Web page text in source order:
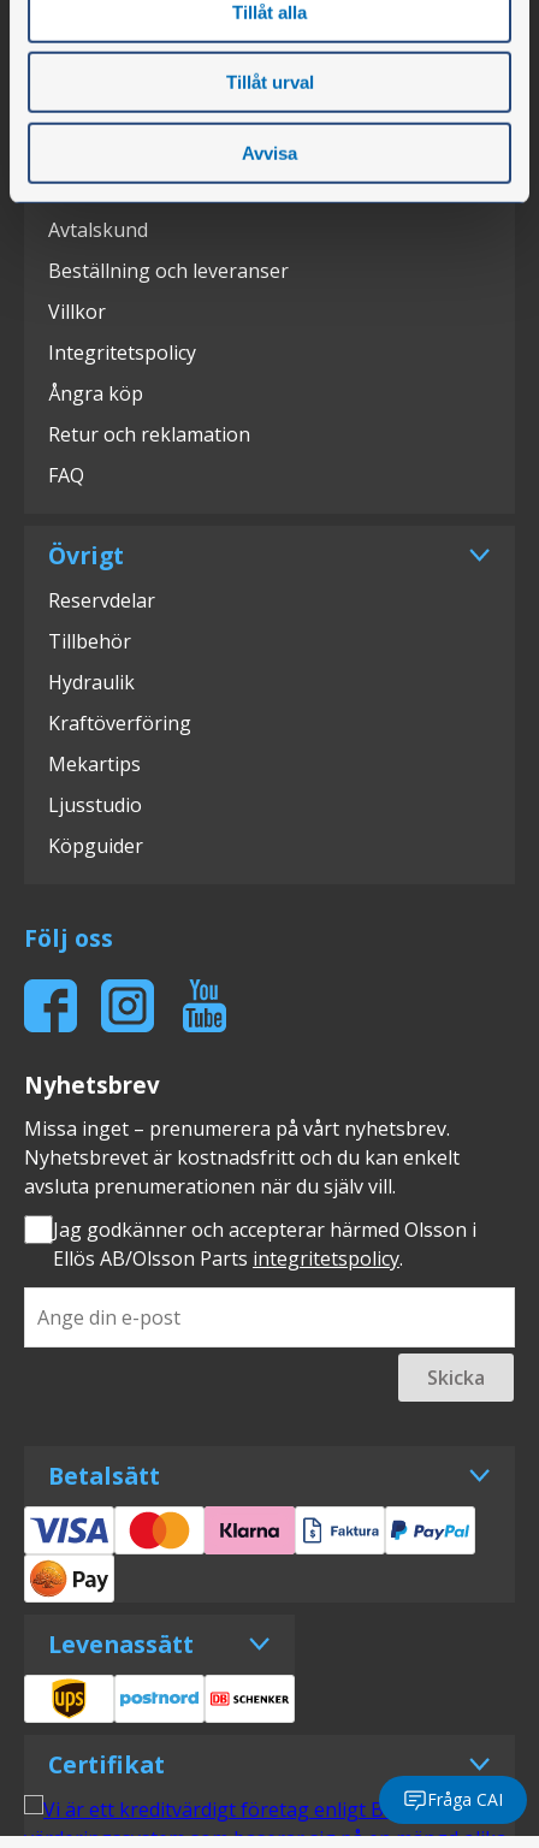
Tillåt alla
Tillåt urval
Avvisa
Mässor
Kontakta oss
Avtalskund
Beställning och leveranser
Villkor
Integritetspolicy
Ångra köp
Retur och reklamation
FAQ
Övrigt
Reservdelar
Tillbehör
Hydraulik
Kraftöverföring
Mekartips
Ljusstudio
Köpguider
Följ oss
Nyhetsbrev
Missa inget – prenumerera på vårt nyhetsbrev.
Nyhetsbrevet är kostnadsfritt och du kan enkelt
avsluta prenumerationen när du själv vill.
Jag godkänner och accepterar härmed Olsson i
Ellös AB/Olsson Parts integritetspolicy.
Skicka
Betalsätt
Levenassätt
Certifikat
Fråga CAI